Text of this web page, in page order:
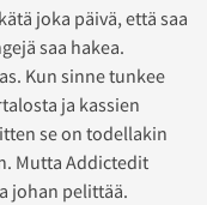
joka päivä, että saa
saa hakea.
Kun sinne tunkee
ja kassien
se on todellakin
Mutta Addictedit
johan pelittää.